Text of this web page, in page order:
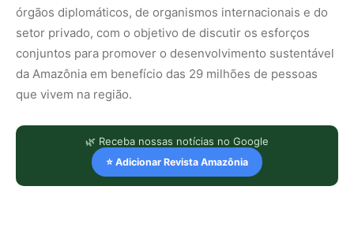
órgãos diplomáticos, de organismos internacionais e do
setor privado, com o objetivo de discutir os esforços
conjuntos para promover o desenvolvimento sustentável
da Amazônia em benefício das 29 milhões de pessoas
que vivem na região.
🌿 Receba nossas notícias no Google
⭐ Adicionar Revista Amazônia